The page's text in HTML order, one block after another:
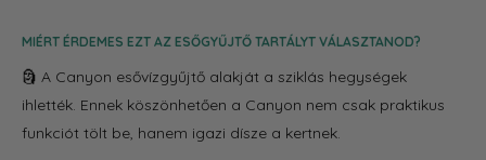
MIÉRT ÉRDEMES EZT AZ ESŐGYŰJTŐ TARTÁLYT VÁLASZTANOD?
🗿 A Canyon esővízgyűjtő alakját a sziklás hegységek
ihlették. Ennek köszönhetően a Canyon nem csak praktikus
funkciót tölt be, hanem igazi dísze a kertnek.